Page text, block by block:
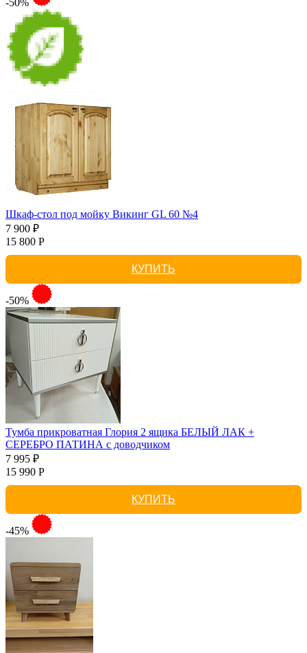
-50%
Шкаф-стол под мойку Викинг GL 60 №4
7 900 ₽
15 800 Р
КУПИТЬ
-50%
Тумба прикроватная Глория 2 ящика БЕЛЫЙ ЛАК +
СЕРЕБРО ПАТИНА с доводчиком
7 995 ₽
15 990 Р
КУПИТЬ
-45%